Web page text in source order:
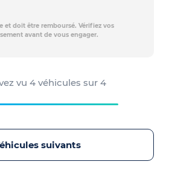
et doit être remboursé. Vérifiez vos
avant de vous engager.
vu 4 véhicules sur 4
suivants